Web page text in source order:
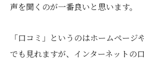
声を聞くのが一番良いと思います。
「口コミ」というのはホームペー
でも見れますが、インターネットの